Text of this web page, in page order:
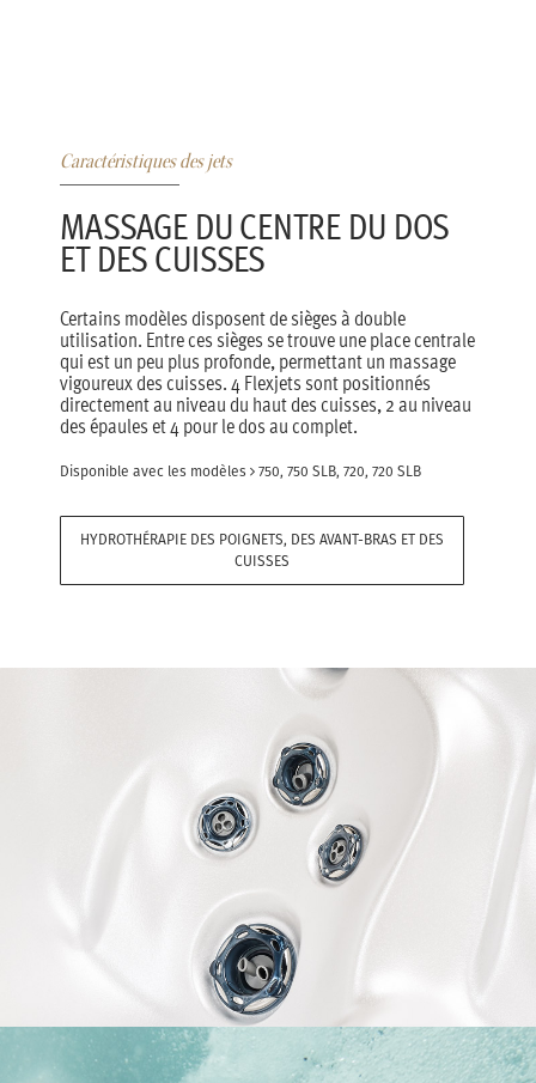
Caractéristiques des jets
MASSAGE DU CENTRE DU DOS
ET DES CUISSES
Certains modèles disposent de sièges à double
utilisation. Entre ces sièges se trouve une place centrale
qui est un peu plus profonde, permettant un massage
vigoureux des cuisses. 4 Flexjets sont positionnés
directement au niveau du haut des cuisses, 2 au niveau
des épaules et 4 pour le dos au complet.
Disponible avec les modèles 750, 750 SLB, 720, 720 SLB
HYDROTHÉRAPIE DES POIGNETS, DES AVANT-BRAS ET DES
CUISSES